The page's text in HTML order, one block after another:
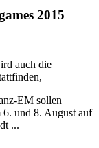
2015
auch die
EM sollen
6. und 8. August auf
...